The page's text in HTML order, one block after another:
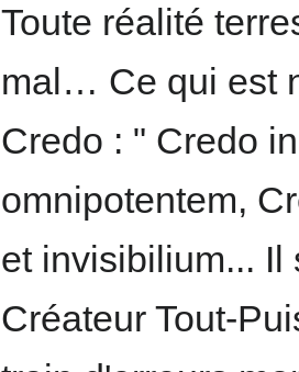
Toute réalité
mal… Ce qui est
Credo : " Credo
omnipotentem,
et invisibilium... Il
Créateur Tout-